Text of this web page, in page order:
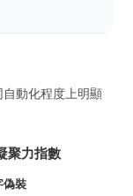
動化程度上明顯
聚力指數
偽裝